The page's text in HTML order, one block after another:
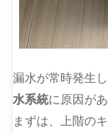
漏水が常時発生
水系統に原因が
まずは、上階の